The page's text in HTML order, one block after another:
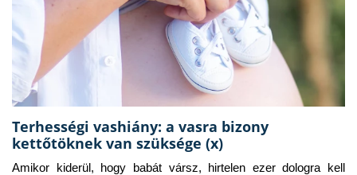
Terhességi vashiány: a vasra bizony
kettőtöknek van szüksége (x)
Amikor kiderül, hogy babát vársz, hirtelen ezer dologra kell